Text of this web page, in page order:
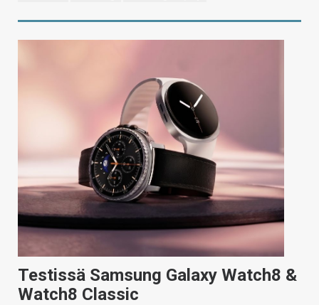
Testissä Samsung Galaxy Watch8 &
Watch8 Classic